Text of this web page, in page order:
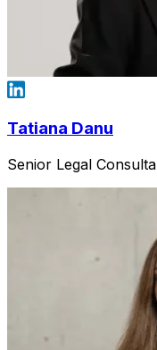
Tatiana Danu
Senior Legal